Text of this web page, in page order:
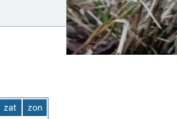
zat
zon